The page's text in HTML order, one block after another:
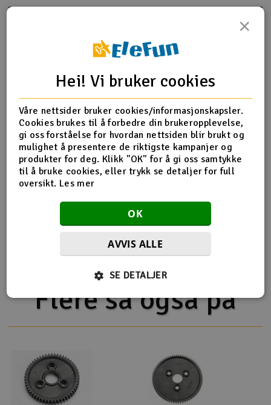
Radioutstyr
Raketter
Smarthjem, lek & hobby
Solenergi
Sparkesykler & elkjøretøy
Verktøy, utstyr & tilbehør
Gavekort
Produktinformasjon
Telemetry trigger magnet holders, spur gear/ magnet,
5x2mm (1)/ 3x8mm CCS (3)/ 3x10mm CCS (3)
Flere detaljer
forbundet med
Del av PartFinder
Traxxas Slash 4x4 BL-2S RTR TQ
Flere så også på
×
Hei! Vi bruker cookies
Våre nettsider bruker cookies/informasjonskapsler.
Cookies brukes til å forbedre din brukeropplevelse,
gi oss forståelse for hvordan nettsiden blir brukt og
mulighet å presentere de riktigste kampanjer og
produkter for deg. Klikk "OK" for å gi oss samtykke
til å bruke cookies, eller trykk se detaljer for full
oversikt. Les mer
OK
AVVIS ALLE
SE DETALJER